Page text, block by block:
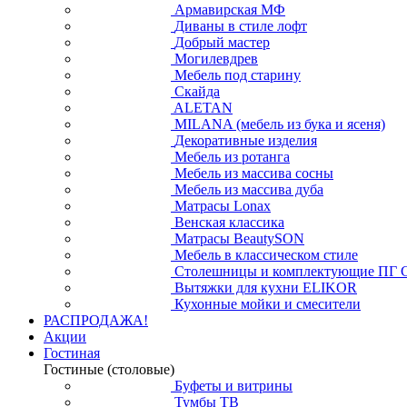
Армавирская МФ
Диваны в стиле лофт
Добрый мастер
Могилевдрев
Мебель под старину
Скайда
ALETAN
MILANA (мебель из бука и ясеня)
Декоративные изделия
Мебель из ротанга
Мебель из массива сосны
Мебель из массива дуба
Матрасы Lonax
Венская классика
Матрасы BeautySON
Мебель в классическом стиле
Столешницы и комплектующие ПГ
Вытяжки для кухни ELIKOR
Кухонные мойки и смесители
РАСПРОДАЖА!
Акции
Гостиная
Гостиные (столовые)
Буфеты и витрины
Тумбы ТВ